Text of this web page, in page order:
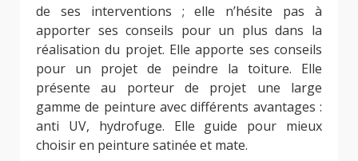
de ses interventions ; elle n’hésite pas à
apporter ses conseils pour un plus dans la
réalisation du projet. Elle apporte ses conseils
pour un projet de peindre la toiture. Elle
présente au porteur de projet une large
gamme de peinture avec différents avantages :
anti UV, hydrofuge. Elle guide pour mieux
choisir en peinture satinée et mate.